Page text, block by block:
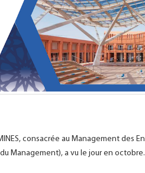
consacrée au Management des
Management), a vu le jour en